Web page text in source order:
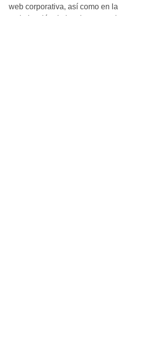
web corporativa, así como en la
optimización de la misma, con lo que